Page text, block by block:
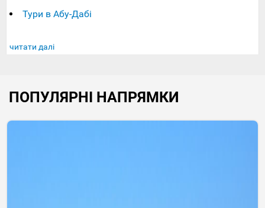
Тури в Абу-Дабі
читати далі
ПОПУЛЯРНІ НАПРЯМКИ